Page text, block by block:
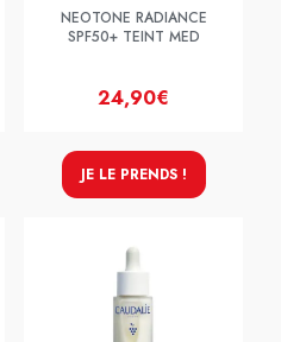
NEOTONE RADIANCE
SPF50+ TEINT MED
24,90€
JE LE PRENDS !